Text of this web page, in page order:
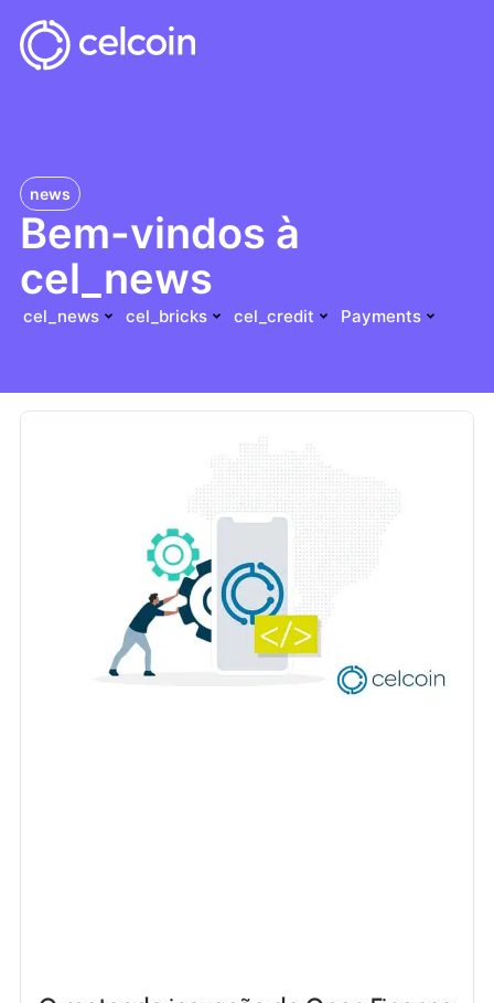
news
Bem-vindos à
cel_news
cel_news cel_bricks cel_credit Payments